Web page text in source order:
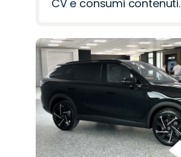
CV e consumi contenuti.